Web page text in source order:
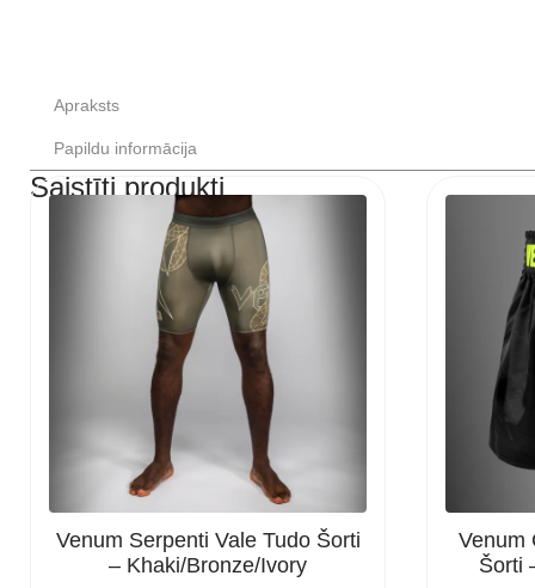
Apraksts
Papildu informācija
Saistīti produkti
Venum Serpenti Vale Tudo Šorti
– Khaki/Bronze/Ivory
Venum
Šorti